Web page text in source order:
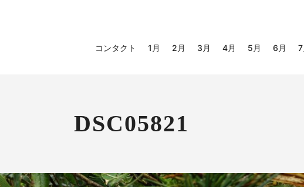
コンタクト 1月 2月 3月 4月 5月 6月 7
DSC05821